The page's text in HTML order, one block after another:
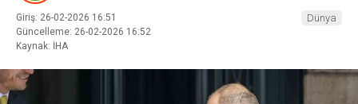
Giriş: 26-02-2026 16:51
Güncelleme: 26-02-2026 16:52
Kaynak: İHA
Dünya